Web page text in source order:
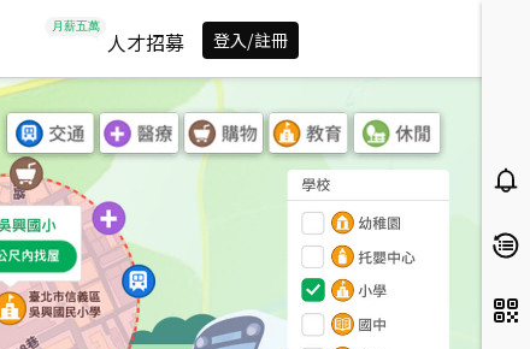
人才招募 登入/註冊